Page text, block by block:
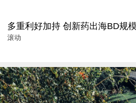
多重利好加持 创新药出海BD规
滚动